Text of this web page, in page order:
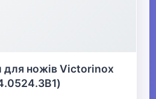
для ножів Victorinox